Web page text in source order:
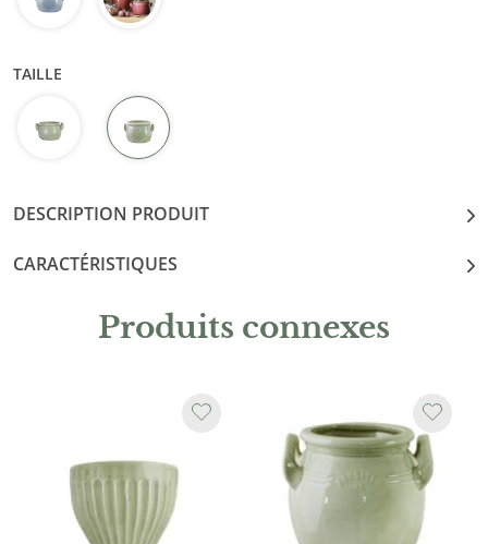
TAILLE
DESCRIPTION PRODUIT
CARACTÉRISTIQUES
Produits connexes